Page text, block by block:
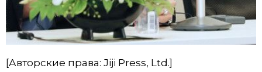
[Авторские права: Jiji Press, Ltd.]